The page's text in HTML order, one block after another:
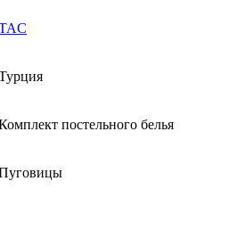
постельного белья